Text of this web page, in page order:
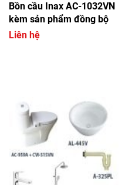
Bồn cầu Inax AC-1032VN
kèm sản phẩm đồng bộ
Liên hệ